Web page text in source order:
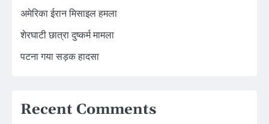
अमेरिका ईरान मिसाइल हमला
शेरघाटी छात्रा दुष्कर्म मामला
पटना गया सड़क हादसा
Recent Comments